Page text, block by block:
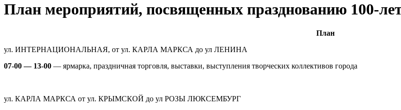
План мероприятий, посвященных празднованию 100-
План
ул. ИНТЕРНАЦИОНАЛЬНАЯ, от ул. КАРЛА МАРКСА до ул ЛЕНИНА
07-00 — 13-00 — ярмарка, праздничная торговля, выставки, выступления творческих коллективов города
ул. КАРЛА МАРКСА от ул. КРЫМСКОЙ до ул РОЗЫ ЛЮКСЕМБУРГ